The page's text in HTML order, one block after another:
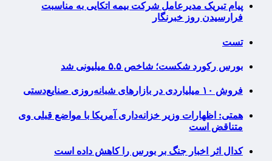
پیام تبریک مدیرعامل شرکت بیمه اتکایی به مناسبت
فرارسیدن روز خبرنگار
تست
بورس رکورد شکست؛ شاخص ۵.۵ میلیونی شد
فروش ۱۰ میلیاردی در بازارهای شبانه‌روزی صنایع‌دستی
همتی: اظهارات وزیر خزانه‌داری آمریکا با مواضع قبلی وی
متناقض است
کدال اثر اخبار جنگ بر بورس را کاهش داده است